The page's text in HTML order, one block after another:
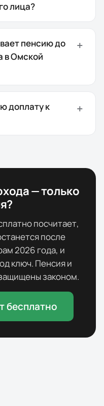
лица?
пенсию до
в Омской
доплату к
— только
посчитает,
после
2026 года, и
ключ. Пенсия и
законом.
бесплатно